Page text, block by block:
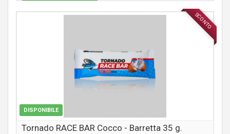
SCONTO
DISPONIBILE
INTEGRATORI
Tornado RACE BAR Cocco - Barretta 35 g.